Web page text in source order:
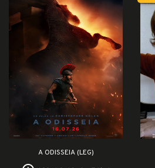
A ODISSEIA (LEG)